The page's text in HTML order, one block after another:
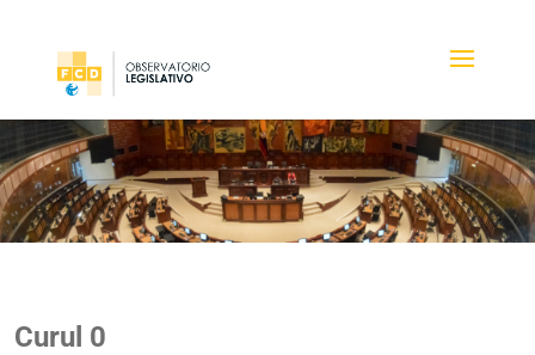
Curul 0